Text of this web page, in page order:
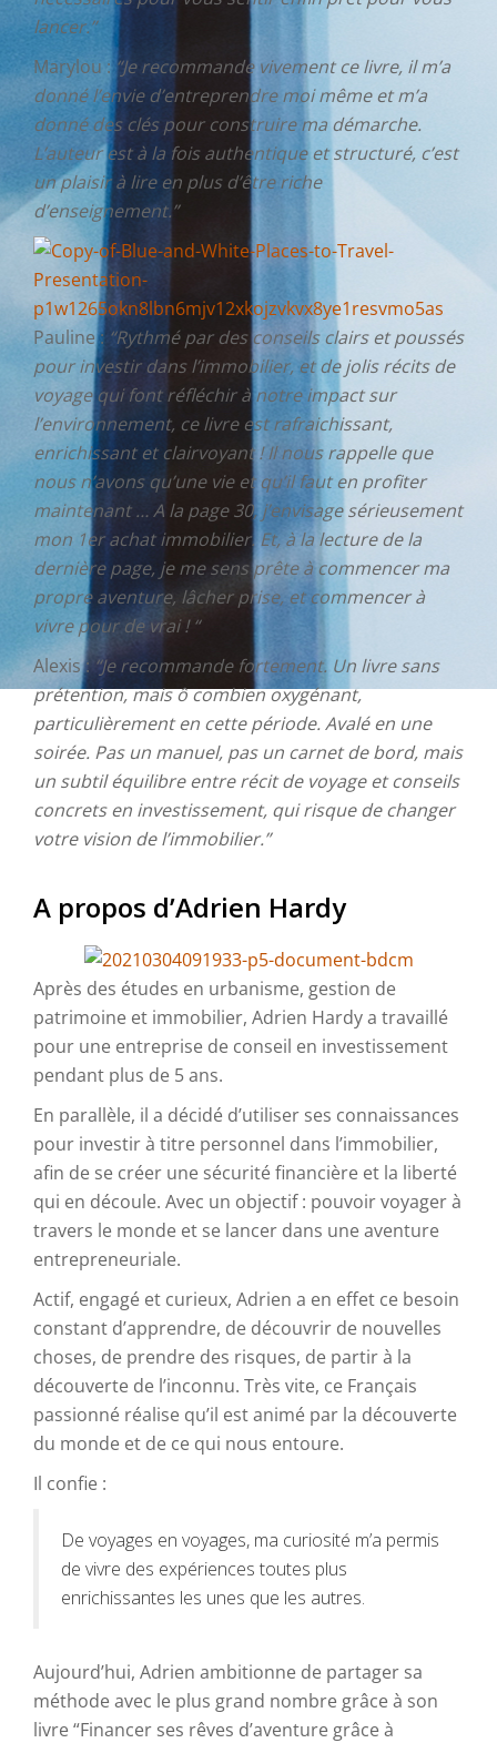
lancer.”
Marylou : “Je recommande vivement ce livre, il m’a
donné l’envie d’entreprendre moi même et m’a
donné des clés pour construire ma démarche.
L’auteur est à la fois authentique et structuré, c’est
un plaisir à lire en plus d’être riche
d’enseignement.”
Pauline : “Rythmé par des conseils clairs et poussés
pour investir dans l’immobilier, et de jolis récits de
voyage qui font réfléchir à notre impact sur
l’environnement, ce livre est rafraichissant,
enrichissant et clairvoyant ! Il nous rappelle que
nous n’avons qu’une vie et qu’il faut en profiter
maintenant … A la page 30, j’envisage sérieusement
mon 1er achat immobilier. Et, à la lecture de la
dernière page, je me sens prête à commencer ma
propre aventure, lâcher prise, et commencer à
vivre pour de vrai ! “
Alexis : “Je recommande fortement. Un livre sans
prétention, mais ô combien oxygénant,
particulièrement en cette période. Avalé en une
soirée. Pas un manuel, pas un carnet de bord, mais
un subtil équilibre entre récit de voyage et conseils
concrets en investissement, qui risque de changer
votre vision de l’immobilier.”
A propos d’Adrien Hardy
Après des études en urbanisme, gestion de
patrimoine et immobilier, Adrien Hardy a travaillé
pour une entreprise de conseil en investissement
pendant plus de 5 ans.
En parallèle, il a décidé d’utiliser ses connaissances
pour investir à titre personnel dans l’immobilier,
afin de se créer une sécurité financière et la liberté
qui en découle. Avec un objectif : pouvoir voyager à
travers le monde et se lancer dans une aventure
entrepreneuriale.
Actif, engagé et curieux, Adrien a en effet ce besoin
constant d’apprendre, de découvrir de nouvelles
choses, de prendre des risques, de partir à la
découverte de l’inconnu. Très vite, ce Français
passionné réalise qu’il est animé par la découverte
du monde et de ce qui nous entoure.
Il confie :
De voyages en voyages, ma curiosité m’a permis
de vivre des expériences toutes plus
enrichissantes les unes que les autres.
Aujourd’hui, Adrien ambitionne de partager sa
méthode avec le plus grand nombre grâce à son
livre “Financer ses rêves d’aventure grâce à